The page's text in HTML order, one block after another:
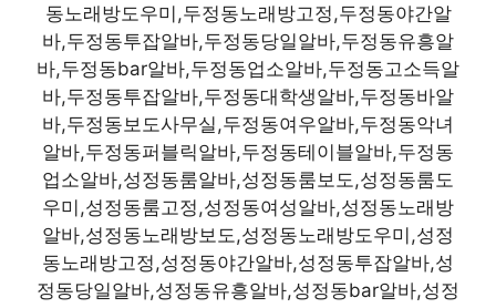
동노래방도우미,두정동노래방고정,두정동야간알
바,두정동투잡알바,두정동당일알바,두정동유흥알
바,두정동bar알바,두정동업소알바,두정동고소득알
바,두정동투잡알바,두정동대학생알바,두정동바알
바,두정동보도사무실,두정동여우알바,두정동악녀
알바,두정동퍼블릭알바,두정동테이블알바,두정동
업소알바,성정동룸알바,성정동룸보도,성정동룸도
우미,성정동룸고정,성정동여성알바,성정동노래방
알바,성정동노래방보도,성정동노래방도우미,성정
동노래방고정,성정동야간알바,성정동투잡알바,성
정동당일알바,성정동유흥알바,성정동bar알바,성정